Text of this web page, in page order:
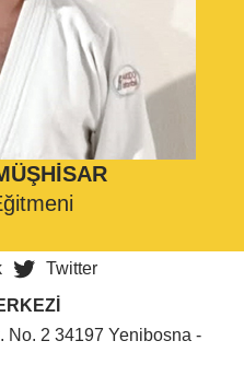
Twitter
No. 2 34197 Yenibosna -